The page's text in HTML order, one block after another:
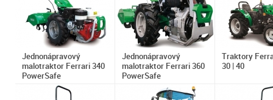
Jednonápravový
malotraktor Ferrari 340
PowerSafe
Jednonápravový
malotraktor Ferrari 360
PowerSafe
Traktory
30 | 40